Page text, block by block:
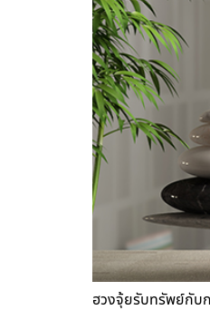
ฮวงจุ้ยรับทรัพย์กับ